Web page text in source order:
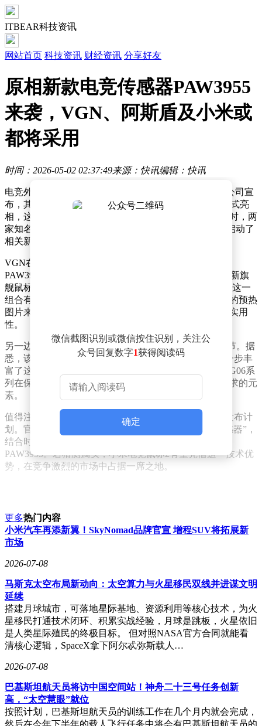
ITBEAR科技资讯
网站首页 科技资讯 财经资讯 分享好友
原相新款电竞传感器PAW3955
来袭，VGN、阿斯盾及小米或
都将采用
时间：2026-05-02 02:37:49来源：快讯编辑：快讯
电竞外设领域即将迎来一场技术革新。原相（PixArt）公司宣
布，其最新研发的电竞鼠标光学传感器PAW3955即将正式亮
相，这一消息迅速引发了行业内外的广泛关注。与此同时，两
家知名外设制造商VGN和阿斯盾（AUSDOM）也同步启动了
相关新品的预热活动，为市场注入新的活力。
VGN在预热活动中透露，PAW3955的定位较前代产品
PAW3950更为高端，性能表现值得期待。其即将推出的新旗
舰鼠标将搭载基于自研“超神 MVP”特调方案的传感器，这一
组合有望为用户带来前所未有的精准操控体验。从公布的预热
图片来看，该鼠标在设计上延续了品牌一贯的科技感与实用
性。
另一边，阿斯盾也展示了其G06系列鼠标的部分外观细节。据
悉，该系列将采用PAW3955的GT衍生版本传感器，进一步丰
富了这一新传感器的应用场景。从曝光的设计图来看，G06系
列在保持简约风格的同时，融入了更多符合电竞玩家需求的元
素。
值得注意的是，小米也在近日官宣了小米电竞鼠标2的发布计
划。官方信息显示，这款新品将搭载“全新原相旗舰传感器”，
结合时间节点推测，其很可能正是基于此次披露的
PAW3955。若猜测属实，小米电竞鼠标2有望凭借这一技术优
势，在竞争激烈的市场中占据一席之地。
微信截图识别或微信按住识别，关注公
众号回复数字1获得阅读码
确定
更多热门内容
小米汽车再添新翼！SkyNomad品牌官宣 增程SUV将拓展新
市场
2026-07-08
马斯克太空布局新动向：太空算力与火星移民双线并进谋文明
延续
搭建月球城市，可落地星际基地、资源利用等核心技术，为火
星移民打通技术闭环、积累实战经验，月球是跳板，火星依旧
是人类星际殖民的终极目标。 但对照NASA官方合同就能看
清核心逻辑，SpaceX拿下阿尔忒弥斯载人…
2026-07-08
巴基斯坦航天员将访中国空间站！神舟二十三号任务创新
高，“太空慧眼”就位
按照计划，巴基斯坦航天员的训练工作在几个月内就会完成，
然后在今年下半年的载人飞行任务中将会有巴基斯坦航天员的